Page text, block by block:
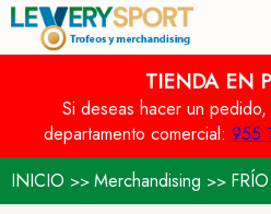
TIENDA EN
Si deseas hacer un
departamento comercial: 955
INICIO >> Merchandising >>